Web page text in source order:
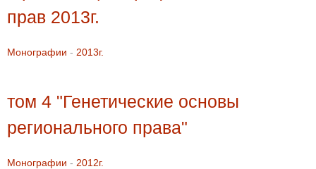
прав 2013г.
Монографии - 2013г.
том 4 "Генетические основы
регионального права"
Монографии - 2012г.